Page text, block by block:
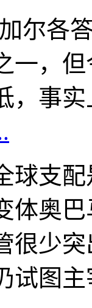
尔各
一，
，事
球支
体奥
很少
试图